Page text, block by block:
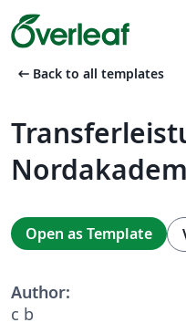
arrow_left_alt Back to all templates
Open as Template
Author:
c b